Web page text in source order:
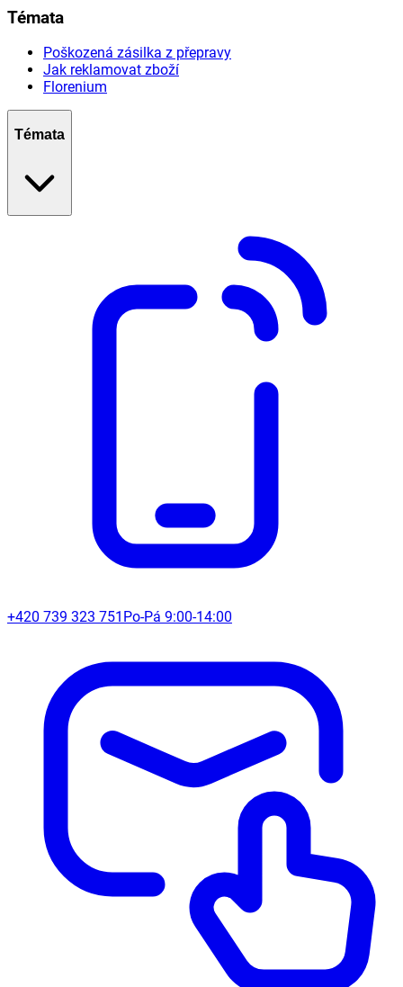
Témata
Poškozená zásilka z přepravy
Jak reklamovat zboží
Florenium
Témata
+420 739 323 751 Po-Pá 9:00-14:00